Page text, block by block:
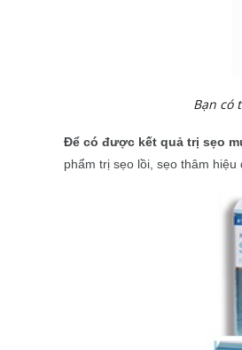
Bạn có
Để có được kết quả trị sẹo
phẩm trị sẹo lồi, sẹo thâm